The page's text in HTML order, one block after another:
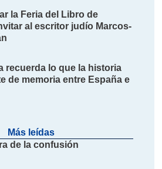
la Feria del Libro de
al escritor judío Marcos-
recuerda lo que la historia
de memoria entre España e
Más leídas
de la confusión